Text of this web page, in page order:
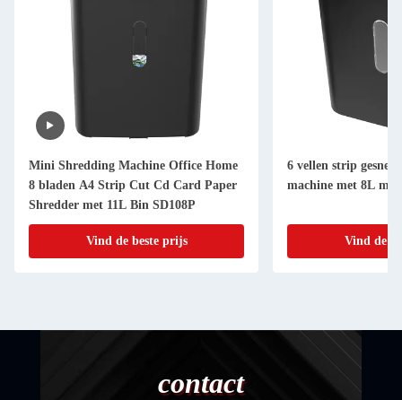
Mini Shredding Machine Office Home
8 bladen A4 Strip Cut Cd Card Paper
Shredder met 11L Bin SD108P
Vind de beste prijs
6 vellen strip
machine met 8L
Vind de
contact